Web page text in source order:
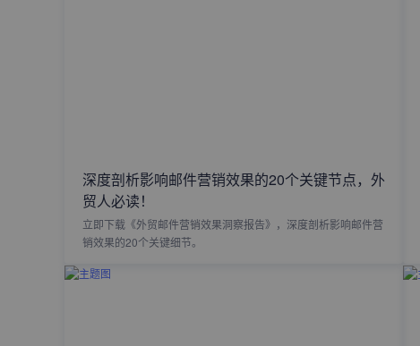
深度剖析影响邮件营销效果的20个关键节点，外
贸人必读！
立即下载《外贸邮件营销效果洞察报告》，深度剖析影响邮件营
销效果的20个关键细节。